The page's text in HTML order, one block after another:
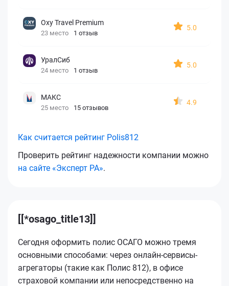
Oxy Travel Premium
23 место 1 отзыв
5.0
УралСиб
24 место 1 отзыв
5.0
МАКС
25 место 15 отзывов
4.9
Как считается рейтинг Polis812
Проверить рейтинг надежности компании можно
на сайте «Эксперт РА».
[[*osago_title13]]
Сегодня оформить полис ОСАГО можно тремя
основными способами: через онлайн-сервисы-
агрегаторы (такие как Полис 812), в офисе
страховой компании или непосредственно на